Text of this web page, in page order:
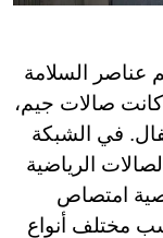
عناصر السلامة
كانت صالات جيم،
في الشبكة
الرياضية
امتصاص
مختلف أنواع